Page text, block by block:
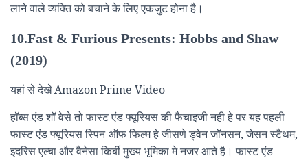
लाने वाले व्यक्ति को बचाने के लिए एकजुट होना है।
10.Fast & Furious Presents: Hobbs and Shaw
(2019)
यहां से देखे Amazon Prime Video
हॉब्स एंड शॉ वेसे तो फास्ट एंड फ्यूरियस की फैचाइजी नही हे पर यह पहली
फास्ट एंड फ्यूरियस स्पिन-ऑफ फिल्म हे जीसणे ड्वेन जॉनसन, जेसन स्टैथम,
इदरिस एल्बा और वैनेसा किर्बी मुख्य भूमिका मे नजर आते है। फास्ट एंड